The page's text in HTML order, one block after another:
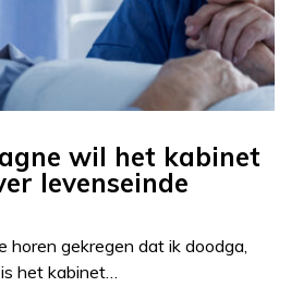
wil het kabinet
levenseinde
horen gekregen dat ik doodga,
het kabinet…